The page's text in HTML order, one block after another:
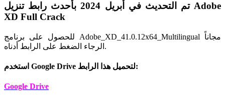
تم التحديث في أبريل 2024 بأحدث رابط تنزيل Adobe
XD Full Crack
للحصول على برنامج Adobe_XD_41.0.12x64_Multilingual مجاناً
الرجاء الضغط على الرابط أدناه.
استخدم Google Drive لتحميل هذا الرابط:
Google Drive